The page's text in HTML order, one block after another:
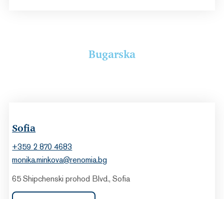
Bugarska
Sofia
+359 2 870 4683
monika.minkova@renomia.bg
65 Shipchenski prohod Blvd., Sofia